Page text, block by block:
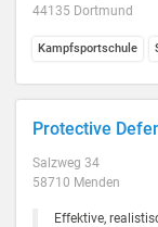
44135 Dortmund
Kampfsportschule
Protective
Salzweg 34
58710 Menden
Effektive,